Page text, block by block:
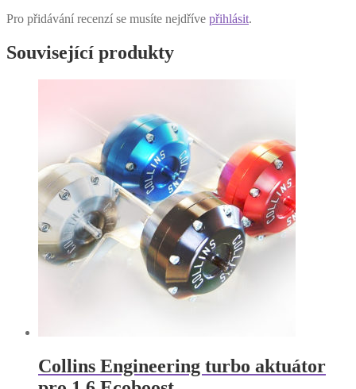
Pro přidávání recenzí se musíte nejdříve přihlásit.
Související produkty
Collins Engineering turbo aktuátor